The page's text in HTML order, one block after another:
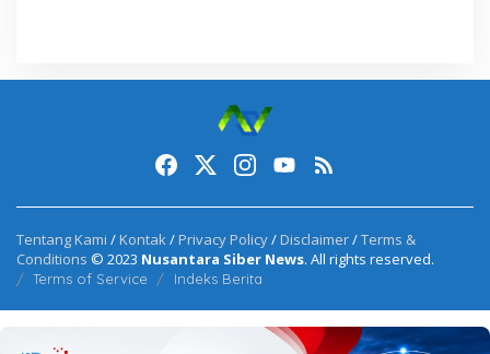
Tentang Kami /Kontak/Privacy Policy/Disclaimer/Terms &
Conditions © 2023 Nusantara Siber News. All rights reserved.
Terms of Service Indeks Berita